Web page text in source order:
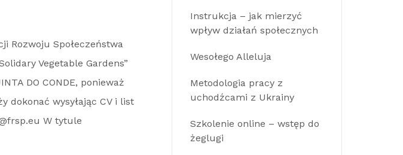
Rozwoju Społeczeństwa
Vegetable Gardens”
DO CONDE, ponieważ
dokonać wysyłając CV i list
W tytule
Instrukcja – jak mierzyć
wpływ działań społecznych
Wesołego Alleluja
Metodologia pracy z
uchodźcami z Ukrainy
Szkolenie online – wstęp do
żeglugi